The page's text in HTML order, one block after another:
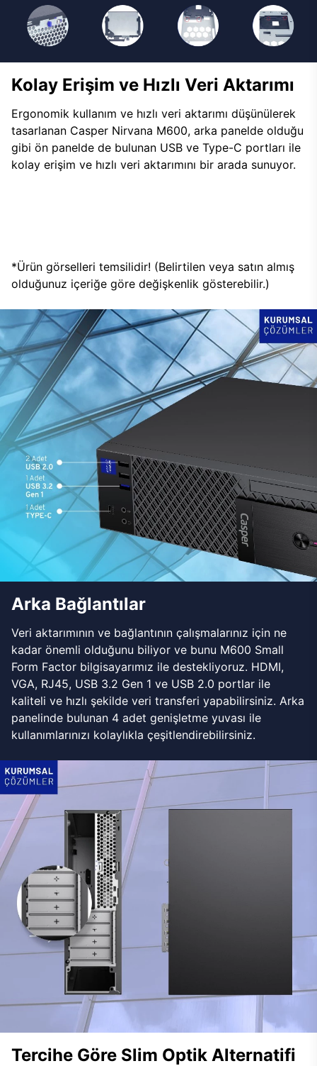
Kolay Erişim ve Hızlı Veri Aktarımı
Ergonomik kullanım ve hızlı veri aktarımı düşünülerek
tasarlanan Casper Nirvana M600, arka panelde olduğu
gibi ön panelde de bulunan USB ve Type-C portları ile
kolay erişim ve hızlı veri aktarımını bir arada sunuyor.
*Ürün görselleri temsilidir! (Belirtilen veya satın almış
olduğunuz içeriğe göre değişkenlik gösterebilir.)
Arka Bağlantılar
Veri aktarımının ve bağlantının çalışmalarınız için ne
kadar önemli olduğunu biliyor ve bunu M600 Small
Form Factor bilgisayarımız ile destekliyoruz. HDMI,
VGA, RJ45, USB 3.2 Gen 1 ve USB 2.0 portlar ile
kaliteli ve hızlı şekilde veri transferi yapabilirsiniz. Arka
panelinde bulunan 4 adet genişletme yuvası ile
kullanımlarınızı kolaylıkla çeşitlendirebilirsiniz.
Tercihe Göre Slim Optik Alternatifi